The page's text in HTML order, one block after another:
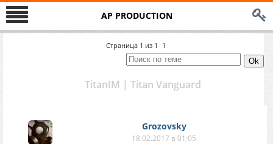
AP PRODUCTION
Страница 1 из 1 1
TitanIM | Titan Vanguard
Grozovsky
18.02.2017 в 01:05